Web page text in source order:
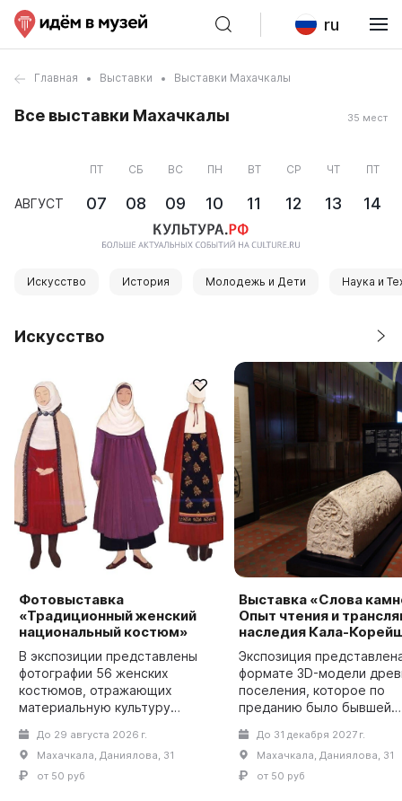
ru
Главная Выставки Выставки Махачкалы
Все выставки Махачкалы 35 мест
АВГУСТ
ПТ
07
СБ
08
ВС
09
ПН
10
ВТ
11
СР
12
ЧТ
13
ПТ
14
Искусство История Молодежь и Дети Наука и
Искусство
Фотовыставка
«Традиционный женский
национальный костюм»
В экспозиции представлены
фотографии 56 женских
костюмов, отражающих
материальную культуру
костюм соединил в себе два
начала в культуре народа – и
материальное, и духовное.
До 29 августа 2026 г.
Махачкала, Даниялова, 31
от 50 руб
Выставка «Слова
Опыт чтения и
наследия Кала-
Экспозиция
формате 3D-модели
поселения, которое по
преданию было бывшей
уцмийства – одного из
центров
ислама в Дагестане.
До 31 декабря 2027 г.
Махачкала, Даниялова, 31
от 50 руб